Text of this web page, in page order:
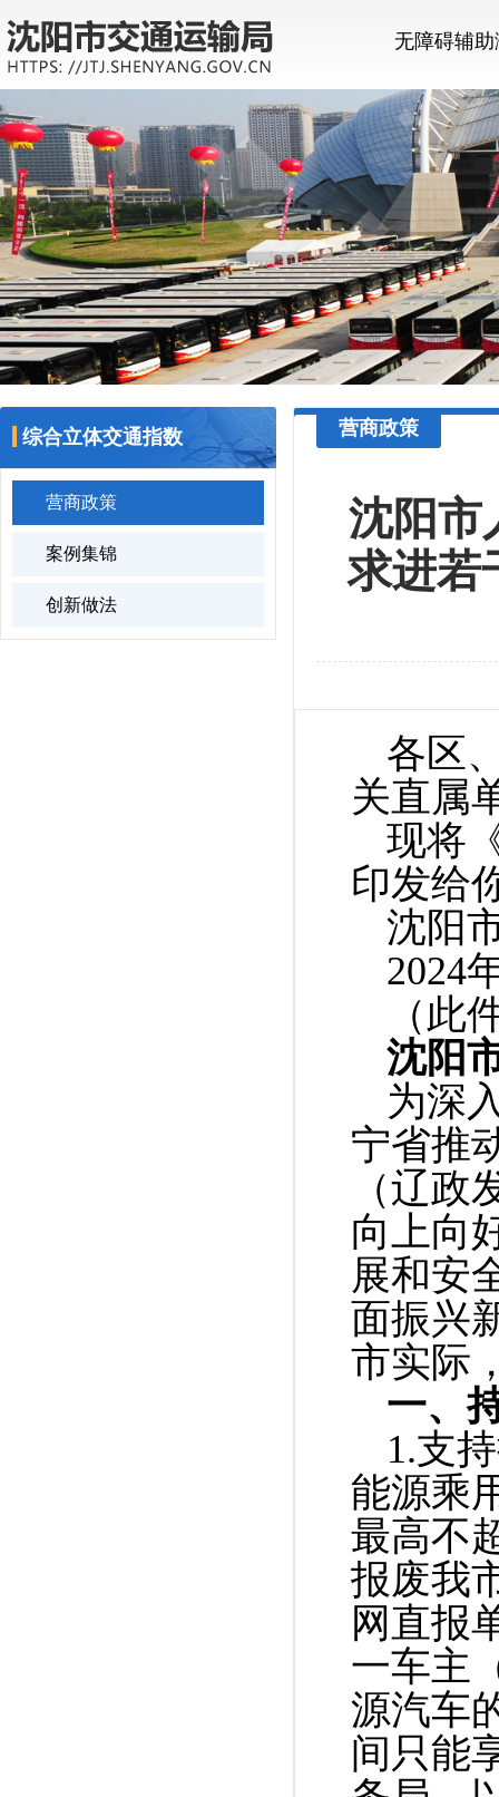
无障碍辅
综合立体交通指数
营商政策
案例集锦
创新做法
营商政策
沈阳市
求进若
各区
关直属
现将
印发给
沈阳
2024
（此
沈阳
为深
宁省推
（辽
向上向
展和安
面振兴
市实际
一、
1.支
能源乘
最高不
报废我
网直报
一车主
源汽车
间只能